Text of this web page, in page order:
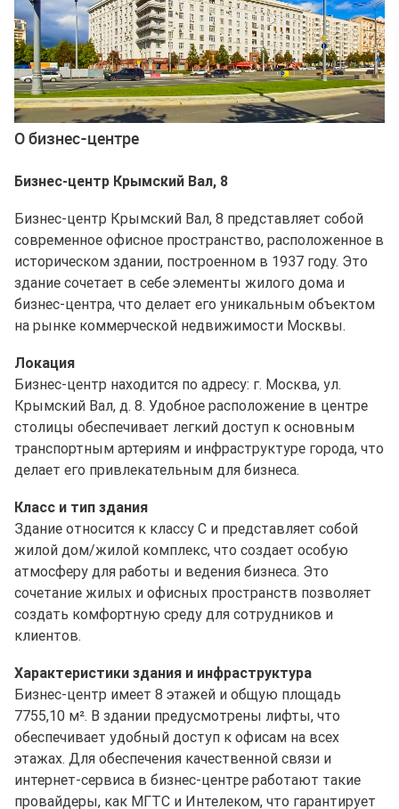
О бизнес-центре
Бизнес-центр Крымский Вал, 8
Бизнес-центр Крымский Вал, 8 представляет собой
современное офисное пространство, расположенное в
историческом здании, построенном в 1937 году. Это
здание сочетает в себе элементы жилого дома и
бизнес-центра, что делает его уникальным объектом
на рынке коммерческой недвижимости Москвы.
Локация
Бизнес-центр находится по адресу: г. Москва, ул.
Крымский Вал, д. 8. Удобное расположение в центре
столицы обеспечивает легкий доступ к основным
транспортным артериям и инфраструктуре города, что
делает его привлекательным для бизнеса.
Класс и тип здания
Здание относится к классу C и представляет собой
жилой дом/жилой комплекс, что создает особую
атмосферу для работы и ведения бизнеса. Это
сочетание жилых и офисных пространств позволяет
создать комфортную среду для сотрудников и
клиентов.
Характеристики здания и инфраструктура
Бизнес-центр имеет 8 этажей и общую площадь
7755,10 м². В здании предусмотрены лифты, что
обеспечивает удобный доступ к офисам на всех
этажах. Для обеспечения качественной связи и
интернет-сервиса в бизнес-центре работают такие
провайдеры, как МГТС и Интелеком, что гарантирует